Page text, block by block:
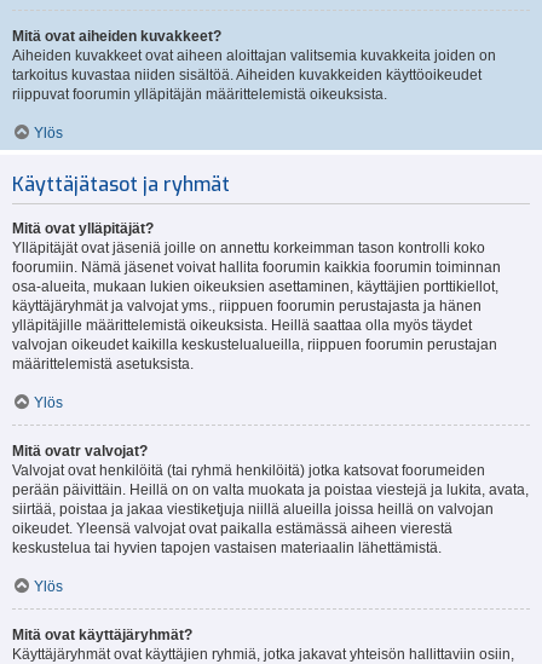
Mitä ovat aiheiden kuvakkeet?
Aiheiden kuvakkeet ovat aiheen aloittajan valitsemia kuvakkeita joiden on
tarkoitus kuvastaa niiden sisältöä. Aiheiden kuvakkeiden käyttöoikeudet
riippuvat foorumin ylläpitäjän määrittelemistä oikeuksista.
Ylös
Käyttäjätasot ja ryhmät
Mitä ovat ylläpitäjät?
Ylläpitäjät ovat jäseniä joille on annettu korkeimman tason kontrolli koko
foorumiin. Nämä jäsenet voivat hallita foorumin kaikkia foorumin toiminnan
osa-alueita, mukaan lukien oikeuksien asettaminen, käyttäjien porttikiellot,
käyttäjäryhmät ja valvojat yms., riippuen foorumin perustajasta ja hänen
ylläpitäjille määrittelemistä oikeuksista. Heillä saattaa olla myös täydet
valvojan oikeudet kaikilla keskustelualueilla, riippuen foorumin perustajan
määrittelemistä asetuksista.
Ylös
Mitä ovatr valvojat?
Valvojat ovat henkilöitä (tai ryhmä henkilöitä) jotka katsovat foorumeiden
perään päivittäin. Heillä on on valta muokata ja poistaa viestejä ja lukita, avata,
siirtää, poistaa ja jakaa viestiketjuja niillä alueilla joissa heillä on valvojan
oikeudet. Yleensä valvojat ovat paikalla estämässä aiheen vierestä
keskustelua tai hyvien tapojen vastaisen materiaalin lähettämistä.
Ylös
Mitä ovat käyttäjäryhmät?
Käyttäjäryhmät ovat käyttäjien ryhmiä, jotka jakavat yhteisön hallittaviin osiin,